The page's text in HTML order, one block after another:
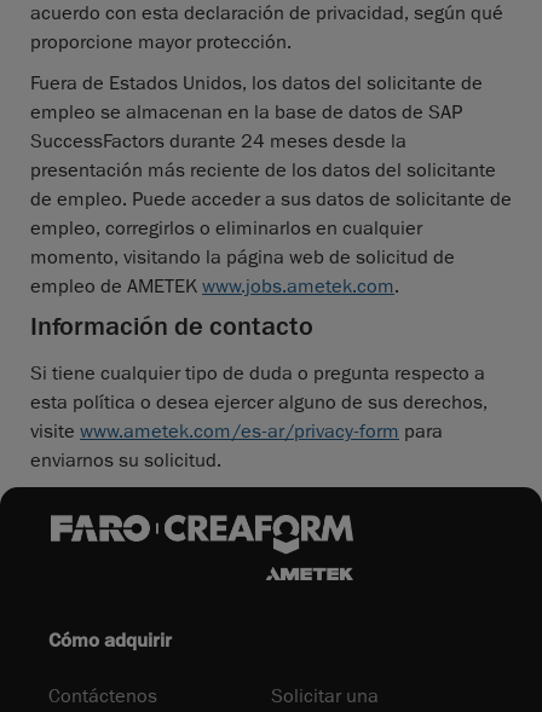
acuerdo con esta declaración de privacidad, según qué
proporcione mayor protección.
Fuera de Estados Unidos, los datos del solicitante de
empleo se almacenan en la base de datos de SAP
SuccessFactors durante 24 meses desde la
presentación más reciente de los datos del solicitante
de empleo. Puede acceder a sus datos de solicitante de
empleo, corregirlos o eliminarlos en cualquier
momento, visitando la página web de solicitud de
empleo de AMETEK www.jobs.ametek.com.
Información de contacto
Si tiene cualquier tipo de duda o pregunta respecto a
esta política o desea ejercer alguno de sus derechos,
visite www.ametek.com/es-ar/privacy-form para
enviarnos su solicitud.
Cómo adquirir
Contáctenos
Solicitar una